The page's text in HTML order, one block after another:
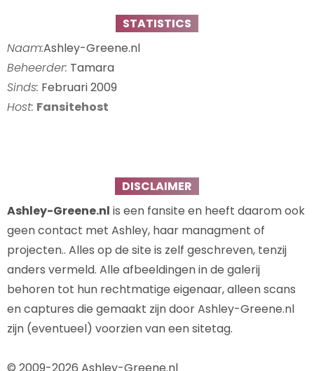
STATISTICS
Naam:Ashley-Greene.nl
Beheerder: Tamara
Sinds: Februari 2009
Host: Fansitehost
DISCLAIMER
Ashley-Greene.nl is een fansite en heeft daarom ook
geen contact met Ashley, haar managment of
projecten.. Alles op de site is zelf geschreven, tenzij
anders vermeld. Alle afbeeldingen in de galerij
behoren tot hun rechtmatige eigenaar, alleen scans
en captures die gemaakt zijn door Ashley-Greene.nl
zijn (eventueel) voorzien van een sitetag.